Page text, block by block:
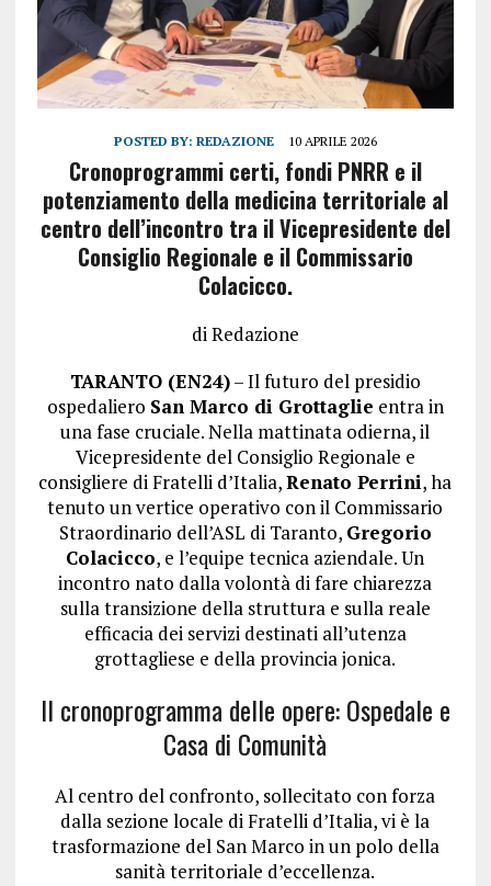
POSTED BY: REDAZIONE 10 APRILE 2026
Cronoprogrammi certi, fondi PNRR e il
potenziamento della medicina territoriale al
centro dell’incontro tra il Vicepresidente del
Consiglio Regionale e il Commissario
Colacicco.
di Redazione
TARANTO (EN24)– Il futuro del presidio
ospedaliero San Marco di Grottaglie entra in
una fase cruciale. Nella mattinata odierna, il
Vicepresidente del Consiglio Regionale e
consigliere di Fratelli d’Italia,Renato Perrini, ha
tenuto un vertice operativo con il Commissario
Straordinario dell’ASL di Taranto, Gregorio
Colacicco, e l’equipe tecnica aziendale. Un
incontro nato dalla volontà di fare chiarezza
sulla transizione della struttura e sulla reale
efficacia dei servizi destinati all’utenza
grottagliese e della provincia jonica.
Il cronoprogramma delle opere: Ospedale e
Casa di Comunità
Al centro del confronto, sollecitato con forza
dalla sezione locale di Fratelli d’Italia, vi è la
trasformazione del San Marco in un polo della
sanità territoriale d’eccellenza.